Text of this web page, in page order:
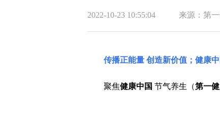
2022-10-23 10:55:04 来源：第
传播正能量 创造新价值；健康
聚焦健康中国 节气养生（第一